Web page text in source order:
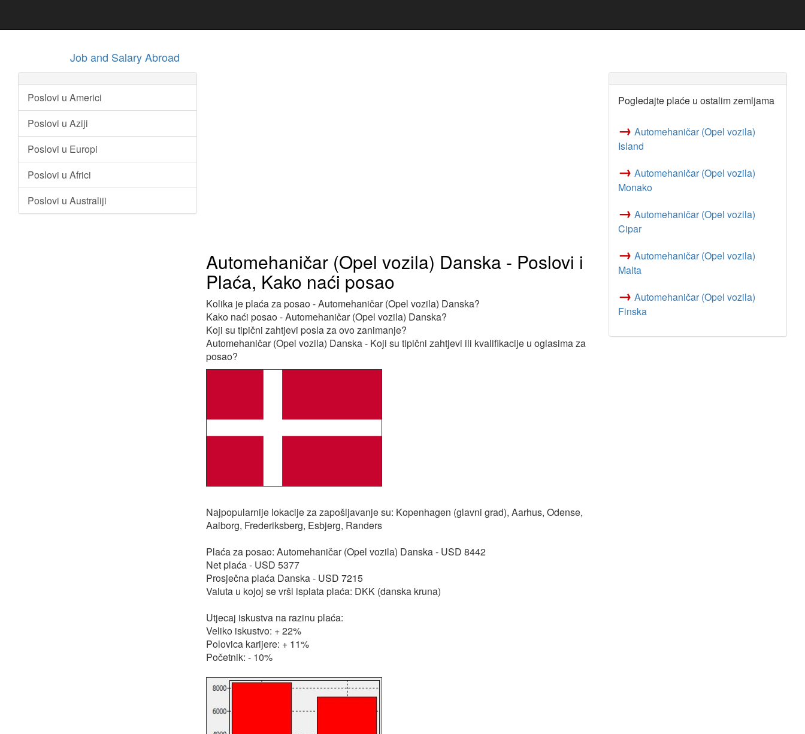
Job and Salary Abroad
Poslovi u Americi
Poslovi u Aziji
Poslovi u Europi
Poslovi u Africi
Poslovi u Australiji
Automehaničar (Opel vozila) Danska - Poslovi i
Plaća, Kako naći posao
Kolika je plaća za posao - Automehaničar (Opel vozila) Danska?
Kako naći posao - Automehaničar (Opel vozila) Danska?
Koji su tipični zahtjevi posla za ovo zanimanje?
Automehaničar (Opel vozila) Danska - Koji su tipični zahtjevi ili kvalifikacije u oglasima za
posao?
Najpopularnije lokacije za zapošljavanje su: Kopenhagen (glavni grad), Aarhus, Odense,
Aalborg, Frederiksberg, Esbjerg, Randers
Plaća za posao: Automehaničar (Opel vozila) Danska - USD 8442
Net plaća - USD 5377
Prosječna plaća Danska - USD 7215
Valuta u kojoj se vrši isplata plaća: DKK (danska kruna)
Utjecaj iskustva na razinu plaća:
Veliko iskustvo: + 22%
Polovica karijere: + 11%
Početnik: - 10%
Pogledajte plaće u ostalim zemljama
→ Automehaničar (Opel vozila)
Island
→ Automehaničar (Opel vozila)
Monako
→ Automehaničar (Opel vozila)
Cipar
→ Automehaničar (Opel vozila)
Malta
→ Automehaničar (Opel vozila)
Finska